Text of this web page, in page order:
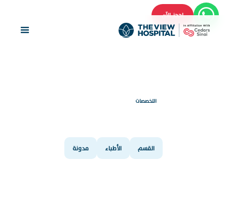
احجز الآن
التخصصات
القسم الأطباء مدونة